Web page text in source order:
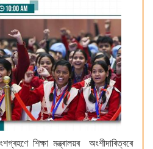
শিক্ষা মন্ত্ৰালয়ৰ অংশীদাৰিত্বৰে